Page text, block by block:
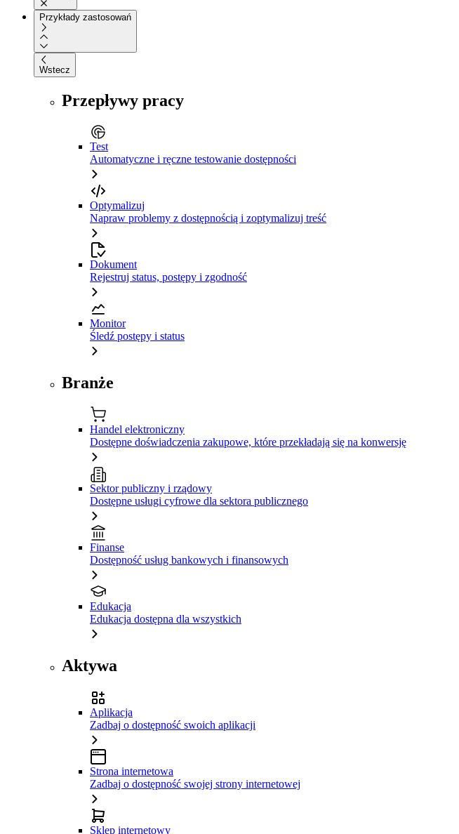
Przykłady zastosowań
Wstecz
Przepływy pracy
Test
Automatyczne i ręczne testowanie dostępności
Optymalizuj
Napraw problemy z dostępnością i zoptymalizuj treść
Dokument
Rejestruj status, postępy i zgodność
Monitor
Śledź postępy i status
Branże
Handel elektroniczny
Dostępne doświadczenia zakupowe, które przekładają się na konwersję
Sektor publiczny i rządowy
Dostępne usługi cyfrowe dla sektora publicznego
Finanse
Dostępność usług bankowych i finansowych
Edukacja
Edukacja dostępna dla wszystkich
Aktywa
Aplikacja
Zadbaj o dostępność swoich aplikacji
Strona internetowa
Zadbaj o dostępność swojej strony internetowej
Sklep internetowy